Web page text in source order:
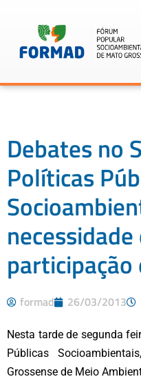
Debates no
Políticas
participação
formad 26/03/2013
Nesta tarde de segunda
Públicas
Grossense de Meio